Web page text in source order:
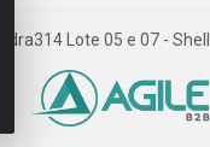
Lote 05 e 07 -